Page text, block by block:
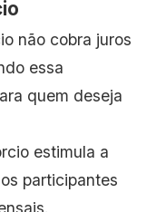
não cobra juros
essa
quem deseja
estimula a
participantes